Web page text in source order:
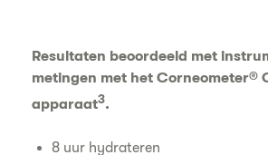
Resultaten beoordeeld met
metingen met het Corneometer®
apparaat3.
8 uur hydrateren